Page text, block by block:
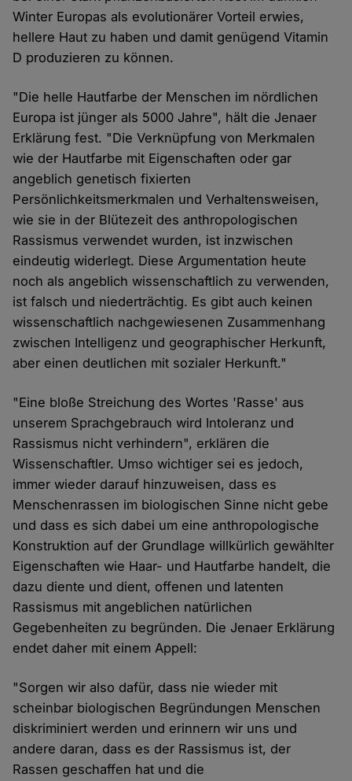
Winter Europas als evolutionärer Vorteil erwies,
hellere Haut zu haben und damit genügend Vitamin
D produzieren zu können.
"Die helle Hautfarbe der Menschen im nördlichen
Europa ist jünger als 5000 Jahre", hält die Jenaer
Erklärung fest. "Die Verknüpfung von Merkmalen
wie der Hautfarbe mit Eigenschaften oder gar
angeblich genetisch fixierten
Persönlichkeitsmerkmalen und Verhaltensweisen,
wie sie in der Blütezeit des anthropologischen
Rassismus verwendet wurden, ist inzwischen
eindeutig widerlegt. Diese Argumentation heute
noch als angeblich wissenschaftlich zu verwenden,
ist falsch und niederträchtig. Es gibt auch keinen
wissenschaftlich nachgewiesenen Zusammenhang
zwischen Intelligenz und geographischer Herkunft,
aber einen deutlichen mit sozialer Herkunft."
"Eine bloße Streichung des Wortes 'Rasse' aus
unserem Sprachgebrauch wird Intoleranz und
Rassismus nicht verhindern", erklären die
Wissenschaftler. Umso wichtiger sei es jedoch,
immer wieder darauf hinzuweisen, dass es
Menschenrassen im biologischen Sinne nicht gebe
und dass es sich dabei um eine anthropologische
Konstruktion auf der Grundlage willkürlich gewählter
Eigenschaften wie Haar- und Hautfarbe handelt, die
dazu diente und dient, offenen und latenten
Rassismus mit angeblichen natürlichen
Gegebenheiten zu begründen. Die Jenaer Erklärung
endet daher mit einem Appell:
"Sorgen wir also dafür, dass nie wieder mit
scheinbar biologischen Begründungen Menschen
diskriminiert werden und erinnern wir uns und
andere daran, dass es der Rassismus ist, der
Rassen geschaffen hat und die